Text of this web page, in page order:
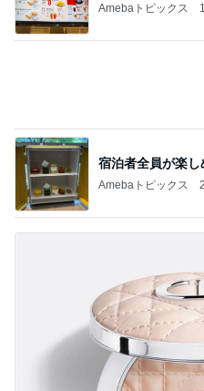
Amebaトピックス
宿泊者全員が楽
Amebaトピックス